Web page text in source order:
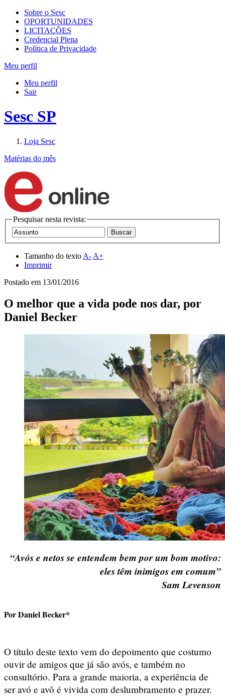
Sobre o Sesc
OPORTUNIDADES
LICITAÇÕES
Credencial Plena
Política de Privacidade
Meu perfil
Meu perfil
Sair
Sesc SP
Loja Sesc
Matérias do mês
Pesquisar nesta revista:
Tamanho do texto A- A+
Imprimir
Postado em 13/01/2016
O melhor que a vida pode nos dar, por
Daniel Becker
“Avós e netos se entendem bem por um bom motivo:
eles têm inimigos em comum”
Sam Levenson
Por Daniel Becker*
O título deste texto vem do depoimento que costumo
ouvir de amigos que já são avós, e também no
consultório. Para a grande maioria, a experiência de
ser avó e avô é vivida com deslumbramento e prazer.